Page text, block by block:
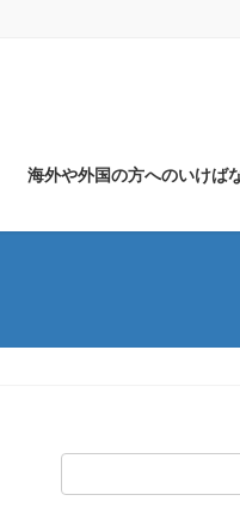
海外や外国の方へのいけば